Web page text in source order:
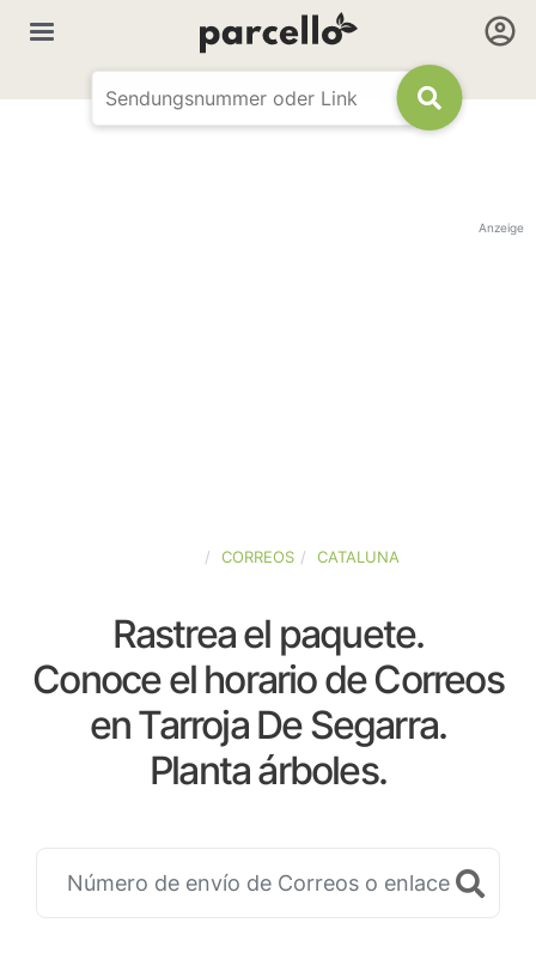
Anzeige
CORREOS CATALUNA
Rastrea el paquete.
Conoce el horario de Correos
en Tarroja De Segarra.
Planta árboles.